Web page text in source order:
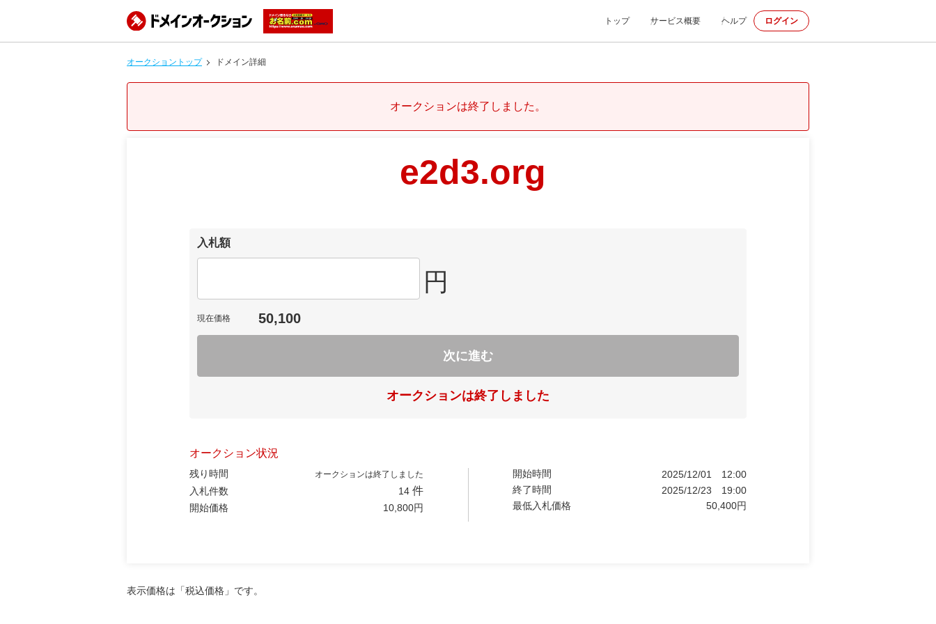
トップ サービス概要 ヘルプ ログイン
オークショントップ ドメイン詳細
オークションは終了しました。
e2d3.org
入札額
円
現在価格 50,100
次に進む
オークションは終了しました
オークション状況
残り時間 オークションは終了しました
入札件数 14 件
開始価格 10,800円
開始時間 2025/12/01
12:00
終了時間
2025/12/23
19:00
最低入札価格
50,400円
表示価格は「税込価格」です。